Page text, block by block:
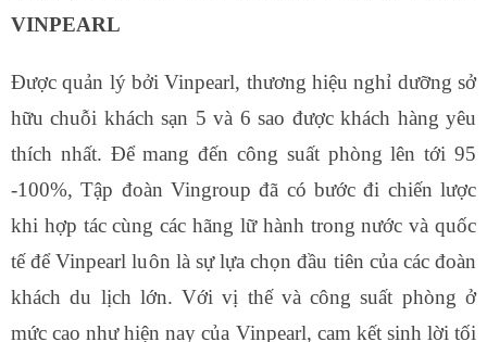
VINPEARL
Được quản lý bởi Vinpearl, thương hiệu nghỉ dưỡng sở
hữu chuỗi khách sạn 5 và 6 sao được khách hàng yêu
thích nhất. Để mang đến công suất phòng lên tới 95
-100%, Tập đoàn Vingroup đã có bước đi chiến lược
khi hợp tác cùng các hãng lữ hành trong nước và quốc
tế để Vinpearl luôn là sự lựa chọn đầu tiên của các đoàn
khách du lịch lớn. Với vị thế và công suất phòng ở
mức cao như hiện nay của Vinpearl, cam kết sinh lời tối